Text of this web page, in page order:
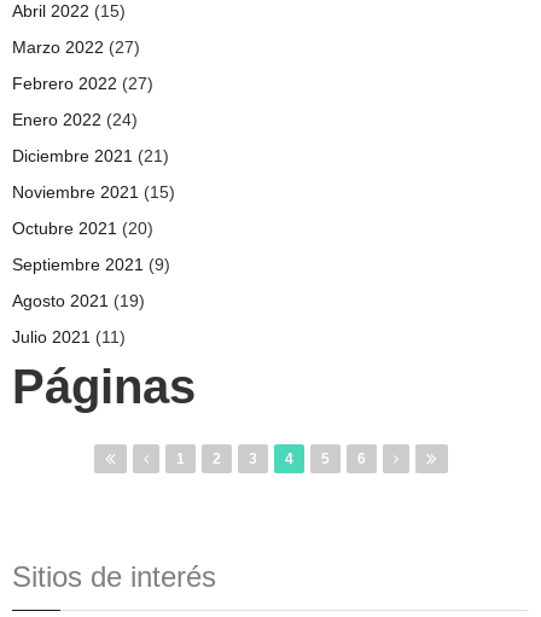
Abril 2022 (15)
Marzo 2022 (27)
Febrero 2022 (27)
Enero 2022 (24)
Diciembre 2021 (21)
Noviembre 2021 (15)
Octubre 2021 (20)
Septiembre 2021 (9)
Agosto 2021 (19)
Julio 2021 (11)
Páginas
1 2 3 4 5 6
Sitios de interés